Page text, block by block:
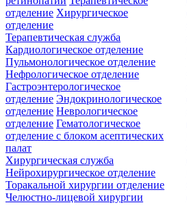
отделение Хирургическое
отделение
Терапевтическая служба
Кардиологическое отделение
Пульмонологическое отделение
Нефрологическое отделение
Гастроэнтерологическое
отделение Эндокринологическое
отделение Неврологическое
отделение Гематологическое
отделение c блоком асептических
палат
Хирургическая служба
Нейрохирургическое отделение
Торакальной хирургии отделение
Челюстно-лицевой хирургии